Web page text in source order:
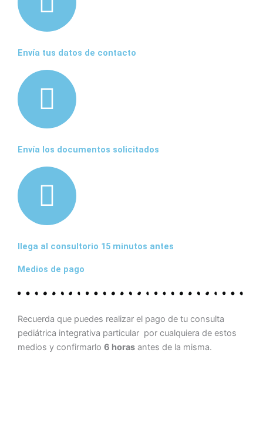
Envía tus datos de contacto
Envía los documentos solicitados
llega al consultorio 15 minutos antes
Medios de pago
Recuerda que puedes realizar el pago de tu consulta
pediátrica integrativa particular por cualquiera de estos
medios y confirmarlo 6 horas antes de la misma.